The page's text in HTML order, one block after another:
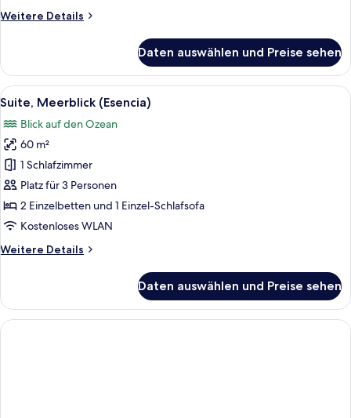
Weitere Details
Weitere
Doppelzimmer,
Meerblick
(Esencia)
Daten auswählen und Preise sehen
Alle
Fotos
für
Suite,
Meerblick
(Esencia)
anzeigen
Minibar, Zimmersafe, Schreibtisch,
5
Suite, Meerblick (Esencia)
Blick auf den Ozean
60 m²
1 Schlafzimmer
Platz für 3 Personen
2 Einzelbetten und 1 Einzel-Schlafsofa
Kostenloses WLAN
Weitere Details
Weitere
Meerblick
(Esencia)
Daten auswählen und Preise sehen